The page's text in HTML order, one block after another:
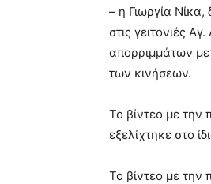
– η Γιωργία
στις γειτονιές
απορριμμάτων
των κινήσεων.
Το βίντεο με την
εξελίχτηκε στο
Το βίντεο με την